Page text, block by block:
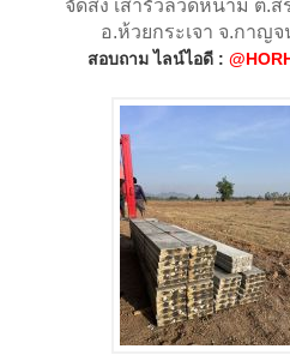
จัดส่ง เสารั้วลวดหนาม ต.ส
อ.ห้วยกระเจา จ.กาญจ
สอบถาม ไลน์ไอดี :